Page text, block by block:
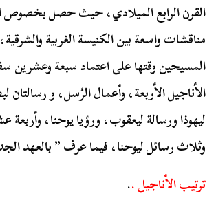
القرن الرابع الميلادي، حيث حصل بخصوص
مناقشات واسعة بين الكنيسة الغربية
المسيحين وقتها على اعتماد سبعة وعشرين
الأناجيل الأربعة، وأعمال الرُسل، و
ليهوذا ورسالة ليعقوب، ورؤيا يوحنا، وأربعة
وثلاث رسائل ليوحنا، فيما عرف ” بالعهد
ترتيب الأناجيل ..